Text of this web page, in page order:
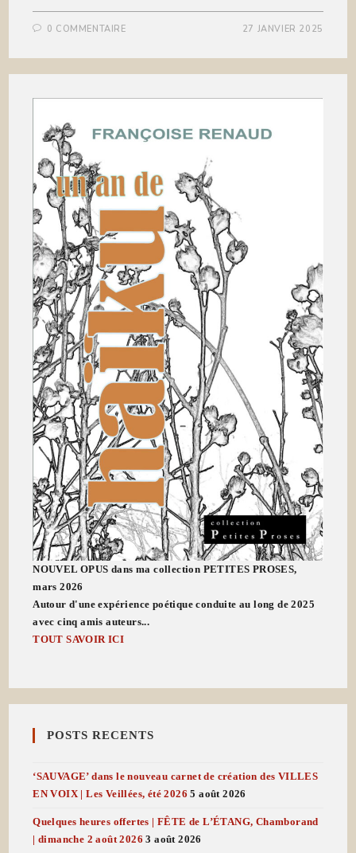
0 COMMENTAIRE 27 JANVIER 2025
NOUVEL OPUS dans ma collection PETITES PROSES,
mars 2026
Autour d'une expérience poétique conduite au long de 2025
avec cinq amis auteurs...
TOUT SAVOIR ICI
POSTS RECENTS
‘SAUVAGE’ dans le nouveau carnet de création des VILLES
EN VOIX | Les Veillées, été 2026 5 août 2026
Quelques heures offertes | FÊTE de L’ÉTANG, Chamborand
| dimanche 2 août 2026 3 août 2026